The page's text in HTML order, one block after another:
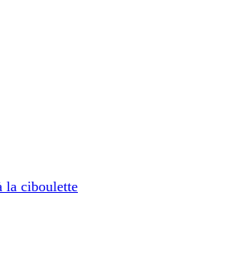
la ciboulette